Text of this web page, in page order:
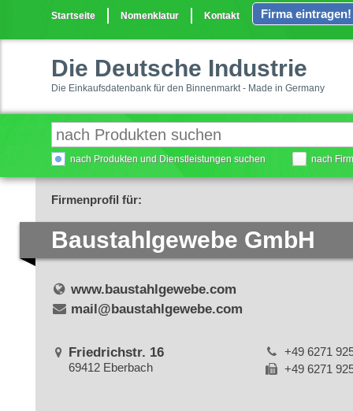
Startseite Nomenklatur Kontakt Firma eintragen!
Die Deutsche Industrie
Die Einkaufsdatenbank für den Binnenmarkt - Made in Germany
nach Produkten und Dienstleistungen suchen nach
Firmenprofil für:
Baustahlgewebe GmbH
www.baustahlgewebe.com
mail@baustahlgewebe.com
Friedrichstr. 16
69412 Eberbach
+49 6271
+49 6271